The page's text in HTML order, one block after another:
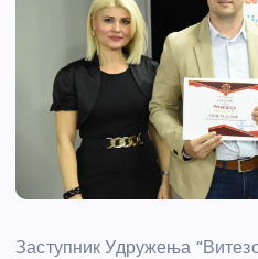
Заступник Удружења